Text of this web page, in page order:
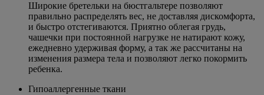
Широкие бретельки на бюстгальтере позволяют
правильно распределять вес, не доставляя дискомфорта,
и быстро отстегиваются. Приятно облегая грудь,
чашечки при постоянной нагрузке не натирают кожу,
ежедневно удерживая форму, а так же рассчитаны на
изменения размера тела и позволяют легко покормить
ребенка.
Гипоаллергенные ткани